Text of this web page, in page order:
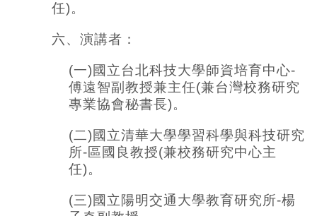
任)。
六、演講者：
(一)國立台北科技大學師資培育中心-
傅遠智副教授兼主任(兼台灣校務研究
專業協會秘書長)。
(二)國立清華大學學習科學與科技研究
所-區國良教授(兼校務研究中心主
任)。
(三)國立陽明交通大學教育研究所-楊